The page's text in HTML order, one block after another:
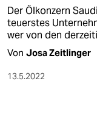
Der Ölkonzern
teuerstes
wer von den
Von Josa Zeitlinger
13.5.2022